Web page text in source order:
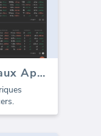
Google Analytics Canaux Aperçu